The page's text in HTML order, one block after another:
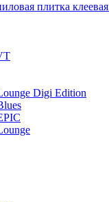
плитка клеевая
Digi Edition